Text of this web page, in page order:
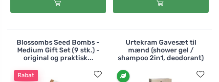
Blossombs Seed Bombs -
Medium Gift Set (9 stk.) -
original og praktisk...
Rabat
Urtekram Gavesæt til
mænd (shower gel /
shampoo 2in1, deodorant)